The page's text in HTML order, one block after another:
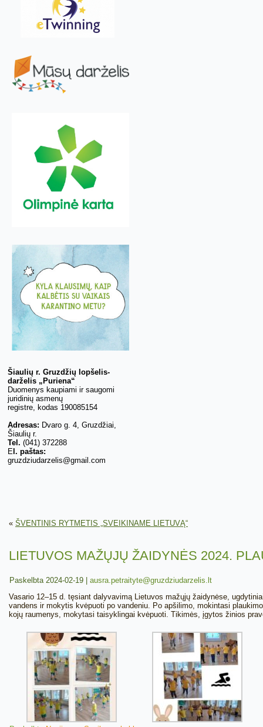
Šiaulių r. Gruzdžių lopšelis-
darželis „Puriena“
Duomenys kaupiami ir saugomi
juridinių asmenų
registre, kodas 190085154
Adresas: Dvaro g. 4, Gruzdžiai,
Šiaulių r.
Tel. (041) 372288
E l. paštas:
gruzdziudarzelis@gmail.com
« ŠVENTINIS RYTMETIS „SVEIKINAME LIETUVĄ“
LIETUVOS MAŽŲJŲ ŽAIDYNĖS 2024.
Paskelbta 2024-02-19
ausra.petraityte@gruzdziudarzelis.lt
Vasario 12–15 d. tęsiant dalyvavimą Lietuvos mažųjų žaidynėse,
vandens ir mokytis kvėpuoti po vandeniu. Po apšilimo, mokintasi
kojų raumenys, mokytasi taisyklingai kvėpuoti. Tikimės, įgytos žinios